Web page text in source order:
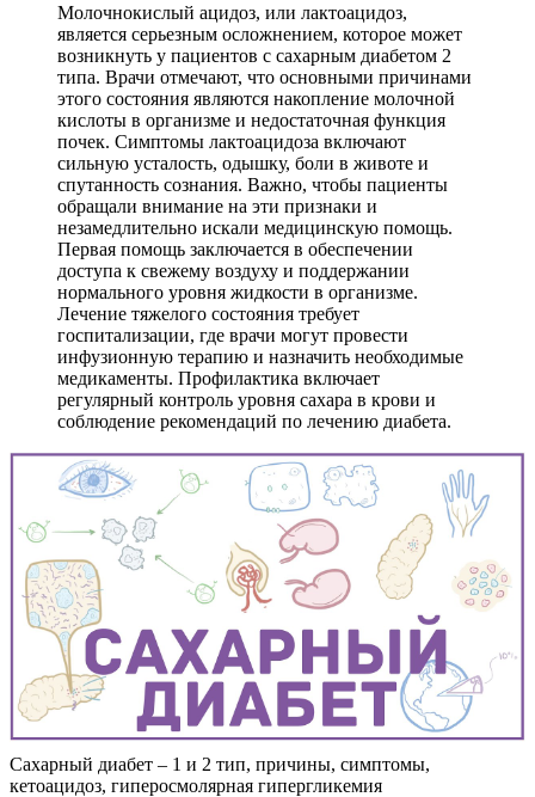
Молочнокислый ацидоз, или лактоацидоз,
является серьезным осложнением, которое может
возникнуть у пациентов с сахарным диабетом 2
типа. Врачи отмечают, что основными причинами
этого состояния являются накопление молочной
кислоты в организме и недостаточная функция
почек. Симптомы лактоацидоза включают
сильную усталость, одышку, боли в животе и
спутанность сознания. Важно, чтобы пациенты
обращали внимание на эти признаки и
незамедлительно искали медицинскую помощь.
Первая помощь заключается в обеспечении
доступа к свежему воздуху и поддержании
нормального уровня жидкости в организме.
Лечение тяжелого состояния требует
госпитализации, где врачи могут провести
инфузионную терапию и назначить необходимые
медикаменты. Профилактика включает
регулярный контроль уровня сахара в крови и
соблюдение рекомендаций по лечению диабета.
Сахарный диабет – 1 и 2 тип, причины, симптомы,
кетоацидоз, гиперосмолярная гипергликемия